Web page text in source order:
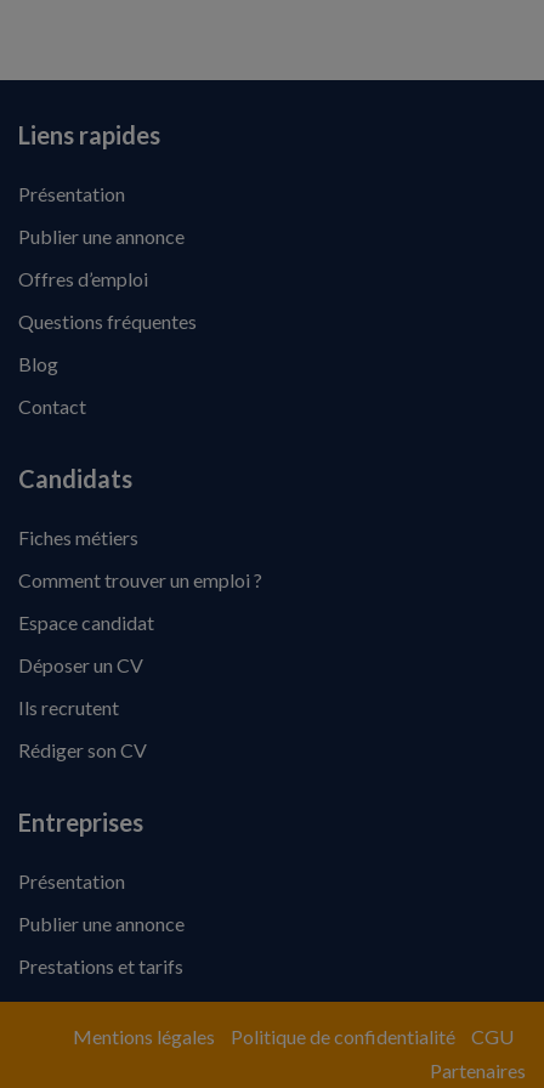
Liens rapides
Présentation
Publier une annonce
Offres d’emploi
Questions fréquentes
Blog
Contact
Candidats
Fiches métiers
Comment trouver un emploi ?
Espace candidat
Déposer un CV
Ils recrutent
Rédiger son CV
Entreprises
Présentation
Publier une annonce
Prestations et tarifs
Mentions légales Politique de confidentialité
CGU
Partenaires